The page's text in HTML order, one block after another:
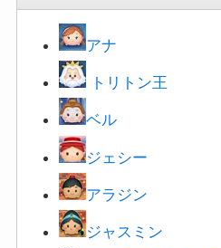
アナ
トリトン王
ベル
ジェシー
アラジン
ジャスミン